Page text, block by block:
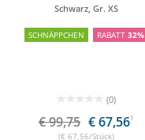
Schwarz, Gr. XS
SCHNÄPPCHEN RABATT32%
(0)
€ 99,75 € 67,561
(€ 67,56/Stück)